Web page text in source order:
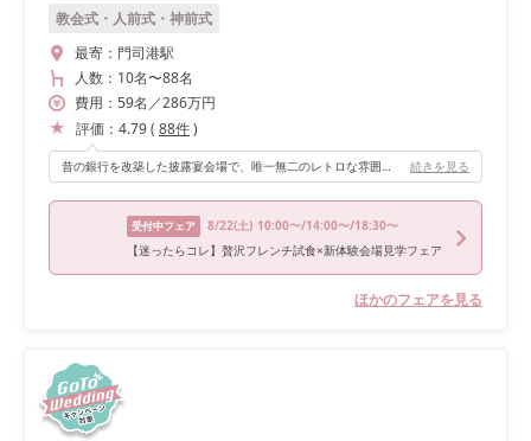
教会式・人前式・神前式
最寄： 門司港駅
人数： 10名〜88名
費用： 59名 ／286万円
評価： 4.79( 88件)
昔の銀行を改築した披露宴会場で、唯一無二のレトロな雰囲気を楽しむことができます。 高砂に着いて乾杯すると同時に後ろのカーテンが開き、ステンドグラスに囲まれた大きな窓から自然光がたっぷり入り、会場全体が明るくなりました。 会場は二階にあるため、最初の入場は後ろの扉から、再入場は階段を使って登場するなど、場所を変えての入場ができます。 続きを見る
受付中フェア 8/22(土) 10:00〜/14:00〜/18:30〜
【迷ったらコレ】贅沢フレンチ試食×新体験会場見学フェア
ほかのフェアを見る